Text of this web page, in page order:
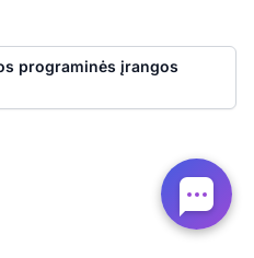
programinės įrangos